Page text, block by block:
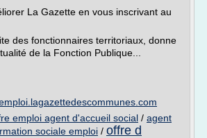
La Gazette en vous inscrivant au
des fonctionnaires territoriaux, donne
de la Fonction Publique...
emploi agent d'accueil social / agent
sociale emploi / offre d